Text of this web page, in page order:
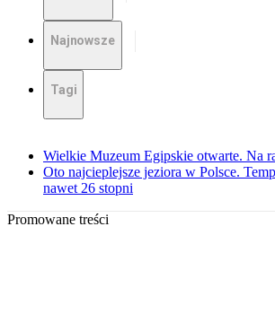
Najnowsze
Tagi
Wielkie Muzeum Egipskie otwarte. Na
Oto najcieplejsze jeziora w Polsce.
nawet 26 stopni
Promowane treści